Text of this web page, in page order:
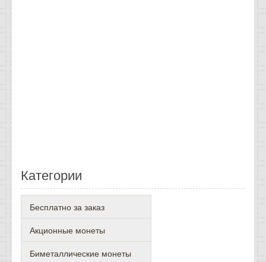
Категории
Бесплатно за заказ
Акционные монеты
Биметаллические монеты